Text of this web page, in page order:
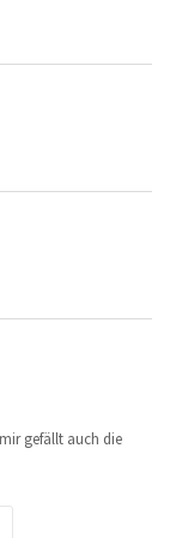
gefällt auch die